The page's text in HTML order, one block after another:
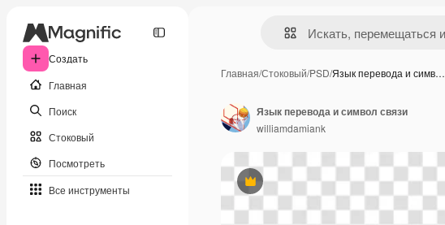
Создать
Главная
Поиск
Стоковый
Посмотреть
Все инструменты
Главная/Стоковый/PSD/Язык перевода и симв…
Премиум
Язык перевода и символ связи
williamdamiank